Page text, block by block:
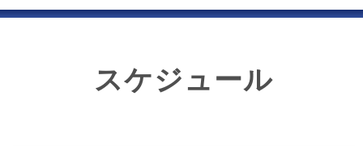
スケジュール